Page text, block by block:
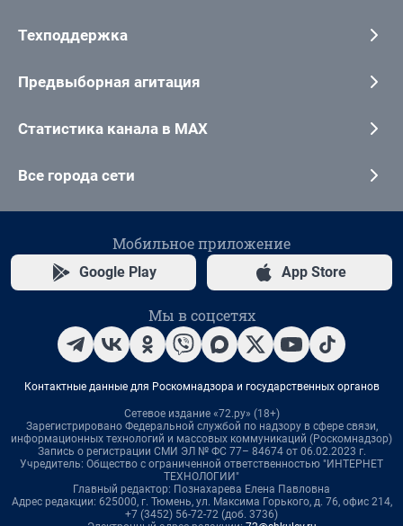
Техподдержка
Предвыборная агитация
Статистика канала в MAX
Все города сети
Мобильное приложение
Google Play App Store
Мы в соцсетях
Контактные данные для Роскомнадзора и государственных органов
Сетевое издание «72.ру» (18+)
Зарегистрировано Федеральной службой по надзору в сфере связи,
информационных технологий и массовых коммуникаций (Роскомнадзор)
Запись о регистрации СМИ ЭЛ № ФС 77– 84674 от 06.02.2023 г.
Учредитель: Общество с ограниченной ответственностью "ИНТЕРНЕТ
ТЕХНОЛОГИИ"
Главный редактор: Познахарева Елена Павловна
Адрес редакции: 625000, г. Тюмень, ул. Максима Горького, д. 76, офис 214,
+7 (3452) 56-72-72 (доб. 3736)